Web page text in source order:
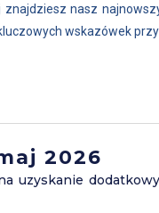
znajdziesz nasz
wskazówek
2026
uzyskanie